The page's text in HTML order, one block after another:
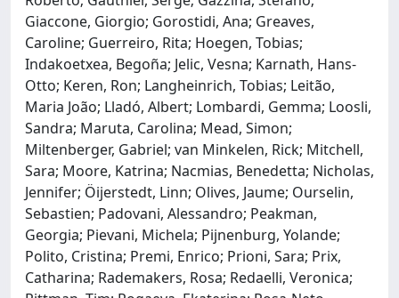
Giaccone, Giorgio; Gorostidi, Ana; Greaves,
Caroline; Guerreiro, Rita; Hoegen, Tobias;
Indakoetxea, Begoña; Jelic, Vesna; Karnath, Hans-
Otto; Keren, Ron; Langheinrich, Tobias; Leitão,
Maria João; Lladó, Albert; Lombardi, Gemma; Loosli,
Sandra; Maruta, Carolina; Mead, Simon;
Miltenberger, Gabriel; van Minkelen, Rick; Mitchell,
Sara; Moore, Katrina; Nacmias, Benedetta; Nicholas,
Jennifer; Öijerstedt, Linn; Olives, Jaume; Ourselin,
Sebastien; Padovani, Alessandro; Peakman,
Georgia; Pievani, Michela; Pijnenburg, Yolande;
Polito, Cristina; Premi, Enrico; Prioni, Sara; Prix,
Catharina; Rademakers, Rosa; Redaelli, Veronica;